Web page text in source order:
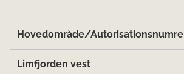
Hovedområde/Autorisationsnumre
Limfjorden vest